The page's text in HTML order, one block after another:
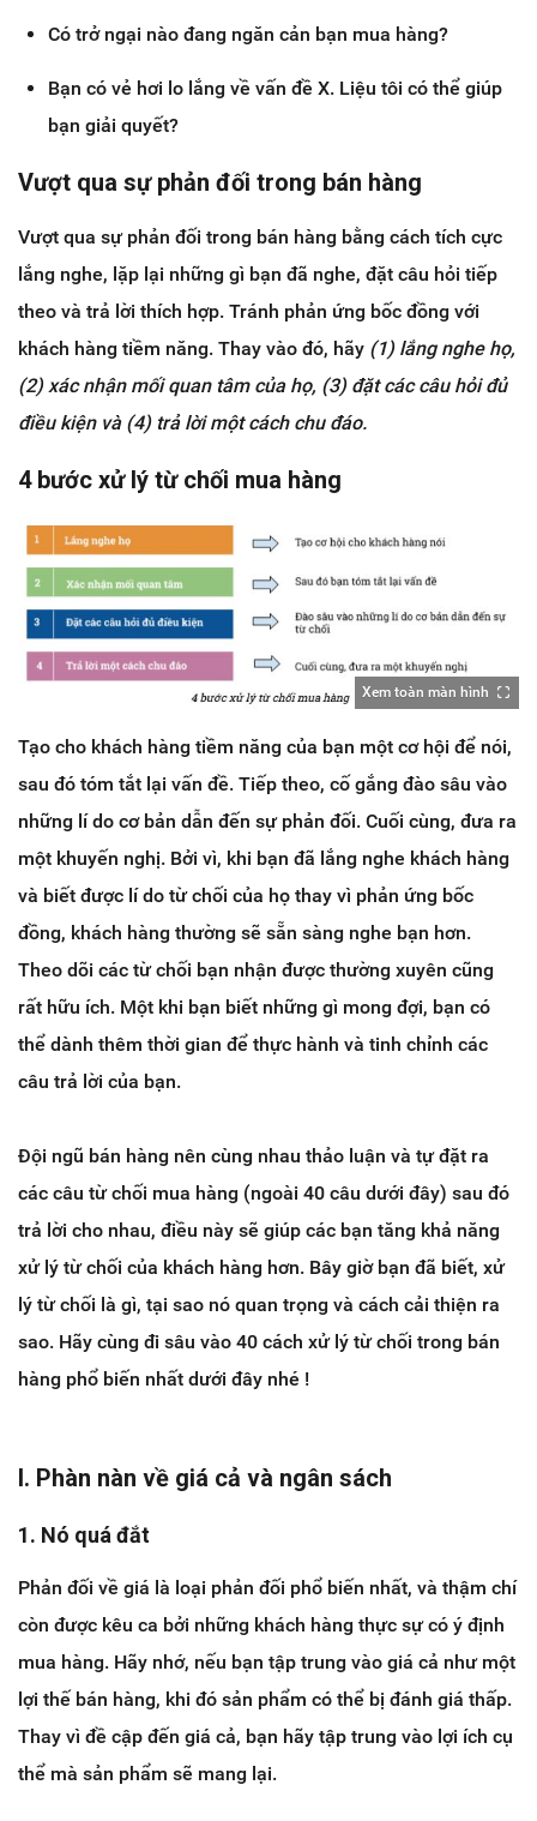
Có trở ngại nào đang ngăn cản bạn mua hàng?
Bạn có vẻ hơi lo lắng về vấn đề X. Liệu tôi có thể giúp
bạn giải quyết?
Vượt qua sự phản đối trong bán hàng
Vượt qua sự phản đối trong bán hàng bằng cách tích cực
lắng nghe​, lặp lại những gì bạn đã nghe, đặt câu hỏi tiếp
theo và trả lời thích hợp. Tránh phản ứng bốc đồng với
khách hàng tiềm năng. Thay vào đó, hãy (1) lắng nghe họ,
(2) xác nhận mối quan tâm của họ, (3) đặt các câu hỏi đủ
điều kiện và (4) trả lời một cách chu đáo.
4 bước xử lý từ chối mua hàng
Xem toàn màn hình
Tạo cho khách hàng tiềm năng của bạn một cơ hội để nói,
sau đó tóm tắt lại vấn đề. Tiếp theo, cố gắng đào sâu vào
những lí do cơ bản dẫn đến sự phản đối. Cuối cùng, đưa ra
một khuyến nghị. Bởi vì, khi bạn đã lắng nghe khách hàng
và biết được lí do từ chối của họ thay vì phản ứng bốc
đồng, khách hàng thường sẽ sẵn sàng nghe bạn hơn.
Theo dõi các từ chối bạn nhận được thường xuyên cũng
rất hữu ích. Một khi bạn biết những gì mong đợi, bạn có
thể dành thêm thời gian để thực hành và tinh chỉnh các
câu trả lời của bạn.
Đội ngũ bán hàng nên cùng nhau thảo luận và tự đặt ra
các câu từ chối mua hàng (ngoài 40 câu dưới đây) sau đó
trả lời cho nhau, điều này sẽ giúp các bạn tăng khả năng
xử lý từ chối của khách hàng hơn. Bây giờ bạn đã biết, xử
lý từ chối là gì, tại sao nó quan trọng và cách cải thiện ra
sao. Hãy cùng đi sâu vào 40 cách xử lý từ chối trong bán
hàng phổ biến nhất dưới đây nhé !
I. Phàn nàn về giá cả và ngân sách
1. Nó quá đắt
Phản đối về giá là loại phản đối phổ biến nhất, và thậm chí
còn được kêu ca bởi những khách hàng thực sự có ý định
mua hàng. Hãy nhớ, nếu bạn tập trung vào giá cả như một
lợi thế bán hàng, khi đó sản phẩm có thể bị đánh giá thấp.
Thay vì đề cập đến giá cả, bạn hãy tập trung vào lợi ích cụ
thể mà sản phẩm sẽ mang lại.